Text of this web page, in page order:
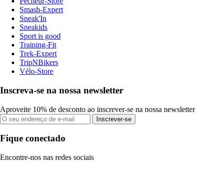
Smash-Expert
Sneak'In
Sneakids
Sport is good
Training-Fit
Trek-Expert
TripNBikers
Vélo-Store
Inscreva-se na nossa newsletter
Aproveite 10% de desconto ao inscrever-se na nossa newsletter
Inscrever-se
Fique conectado
Encontre-nos nas redes sociais